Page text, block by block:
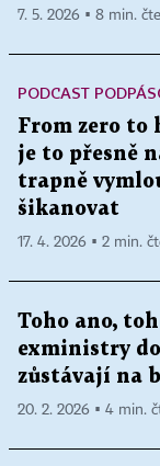
7. 5. 2026 ▪ 8 min.
PODCAST
From zero to
je to přesně
trapně
šikanovat
17. 4. 2026 ▪ 2 min.
Toho ano,
exministry
zůstávají na
20. 2. 2026 ▪ 4 min.